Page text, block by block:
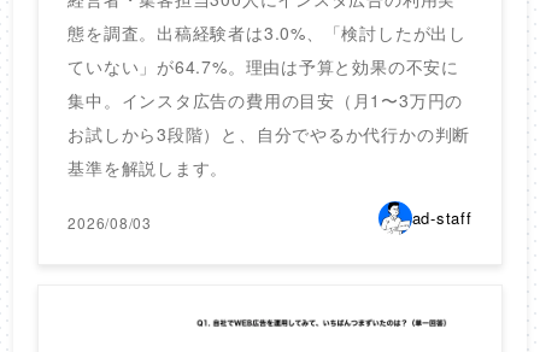
態を調査。出稿経験者は3.0%、「検討したが出し
ていない」が64.7%。理由は予算と効果の不安に
集中。インスタ広告の費用の目安（月1〜3万円の
お試しから3段階）と、自分でやるか代行かの判断
基準を解説します。
2026/08/03 ad-staff